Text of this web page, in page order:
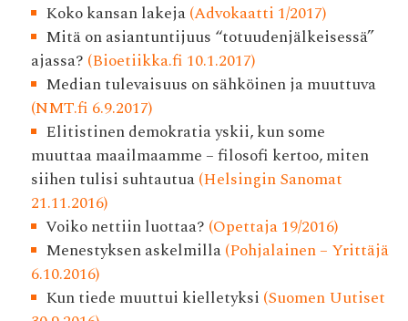
Koko kansan lakeja(Advokaatti 1/2017)
Mitä on asiantuntijuus “totuudenjälkeisessä”
ajassa? (Bioetiikka.fi 10.1.2017)
Median tulevaisuus on sähköinen ja muuttuva
(NMT.fi 6.9.2017)
Elitistinen demokratia yskii, kun some
muuttaa maailmaamme – filosofi kertoo, miten
siihen tulisi suhtautua(Helsingin Sanomat
21.11.2016)
Voiko nettiin luottaa? (Opettaja 19/2016)
Menestyksen askelmilla(Pohjalainen – Yrittäjä
6.10.2016)
Kun tiede muuttui kielletyksi (Suomen Uutiset